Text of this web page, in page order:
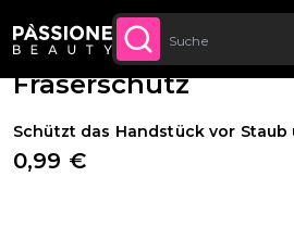
Bis zu 20 € Rabatt auf deine
Bestellung
SPRINGEN
Brotkrümel
Geräte & Werkzeuge
Fräserschutz
Schützt das Handstück vor Staub
0,99 €